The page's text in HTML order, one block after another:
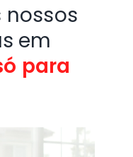
nossos
em
para